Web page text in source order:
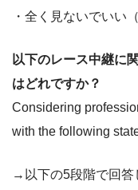
・全く見ないでいい
以下のレース中継に
はどれですか？
Considering
with the following
→以下の5段階で回答